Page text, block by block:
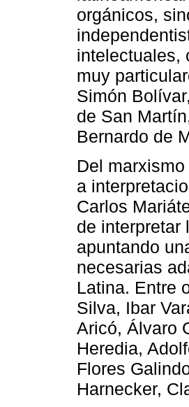
orgánicos,
intelectuales,
muy
Simón
de San
Bernardo de
Del
a
Carlos
de interpretar
apuntando
necesarias
Latina. Entre
Silva, Ibar
Aricó, Álvaro
Heredia,
Flores
Harnecker,